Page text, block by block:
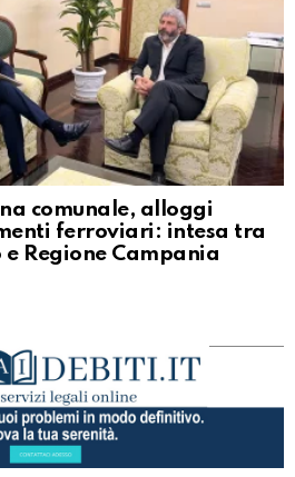
comunale, alloggi
ferroviari: intesa tra
Regione Campania